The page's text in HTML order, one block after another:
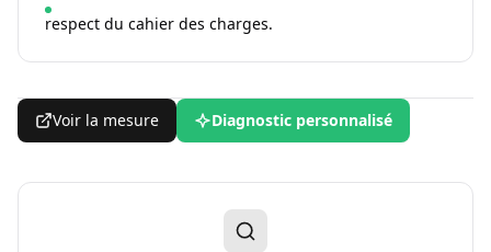
respect du cahier des charges.
Voir la mesure Diagnostic personnalisé